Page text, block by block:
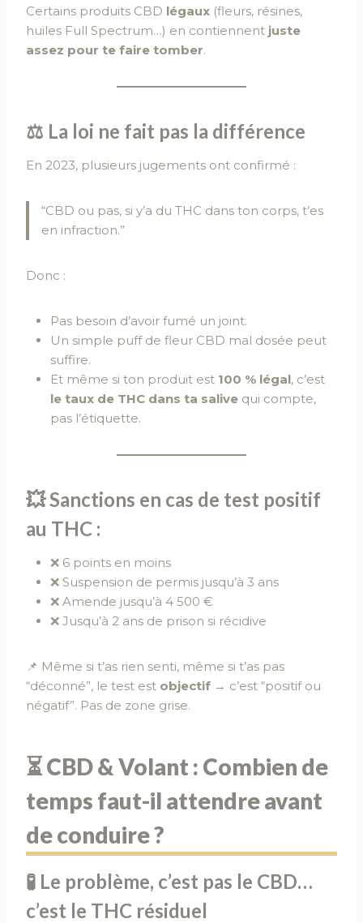
Certains produits CBD légaux (fleurs, résines,
huiles Full Spectrum…) en contiennent juste
assez pour te faire tomber.
⚖️ La loi ne fait pas la différence
En 2023, plusieurs jugements ont confirmé :
“CBD ou pas, si y’a du THC dans ton corps, t’es
en infraction.”
Donc :
Pas besoin d’avoir fumé un joint.
Un simple puff de fleur CBD mal dosée peut
suffire.
Et même si ton produit est 100 % légal, c’est
le taux de THC dans ta salive qui compte,
pas l’étiquette.
💥 Sanctions en cas de test positif
au THC :
❌ 6 points en moins
❌ Suspension de permis jusqu’à 3 ans
❌ Amende jusqu’à 4 500 €
❌ Jusqu’à 2 ans de prison si récidive
📌 Même si t’as rien senti, même si t’as pas
“déconné”, le test est objectif → c’est “positif ou
négatif”. Pas de zone grise.
⏳ CBD & Volant : Combien de
temps faut-il attendre avant
de conduire ?
🧪 Le problème, c’est pas le CBD…
c’est le THC résiduel